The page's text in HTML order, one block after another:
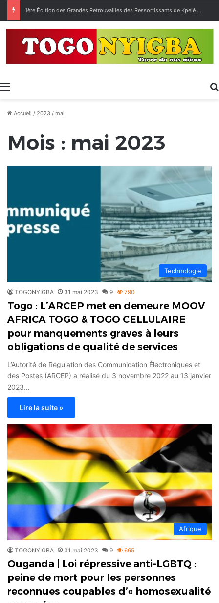
1ère Édition des Grandes Retrouvailles des Ressortissants de Kpélé Govié Apégamé / Sokpé
Menu
Accueil / 2023 / mai
Mois : mai 2023
Technologie
TOGONYIGBA 31 mai 2023 9 790
Togo : L’ARCEP met en demeure MOOV
AFRICA TOGO & TOGO CELLULAIRE
pour manquements graves à leurs
obligations de qualité de services
L’Autorité de Régulation des Communication Électroniques et
des Postes (ARCEP) a réalisé du 3 novembre 2022 au 13 janvier
2023…
Lire la suite »
Afrique
TOGONYIGBA 31 mai 2023 9 665
Ouganda | Loi répressive anti-LGBTQ :
peine de mort pour les personnes
reconnues coupables d’« homosexualité